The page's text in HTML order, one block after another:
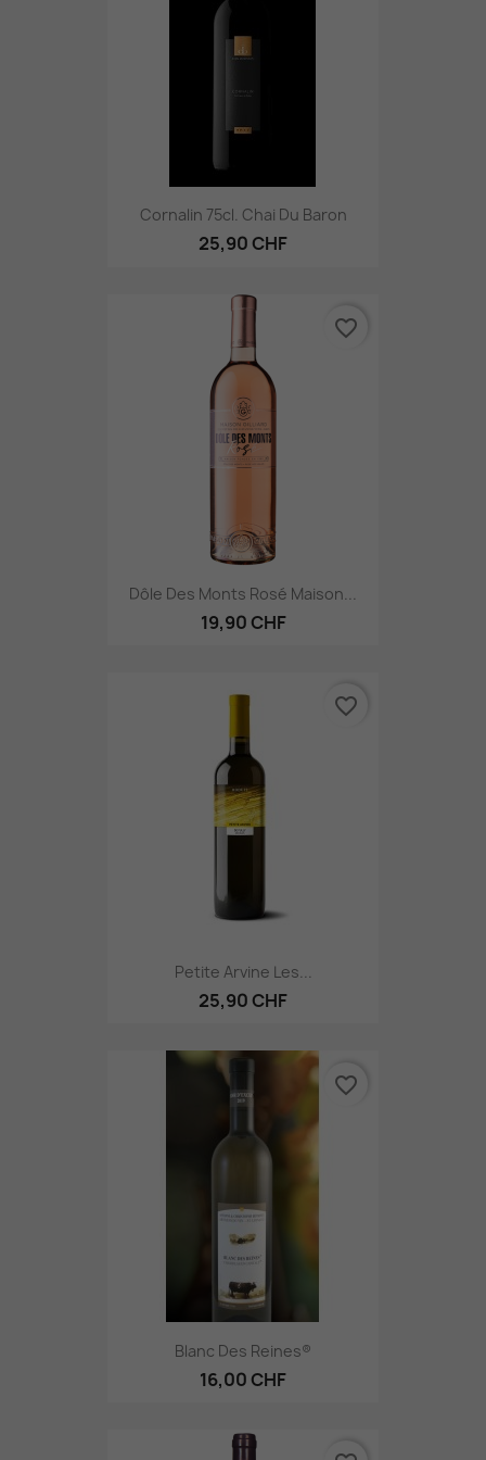
Cornalin 75cl. Chai Du Baron
25,90 CHF
Dôle Des Monts Rosé Maison...
19,90 CHF
favorite_border
Petite Arvine Les...
25,90 CHF
favorite_border
Blanc Des Reines®
16,00 CHF
favorite_border